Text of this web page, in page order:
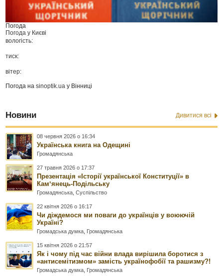
Погода
Погода у Києві
вологість:
тиск:
вітер:
Погода наsinoptik.ua у Вінниці
Новини Дивитися всі
08 червня 2026 о 16:34
Українська книга на Одещині
Громадянська
27 травня 2026 о 17:37
Презентація «Історії української Конституції» в
Камʼянець-Подільську
Громадянська ,Суспільство
22 квітня 2026 о 16:17
Чи діждемося ми поваги до українців у воюючій
Україні?
Громадська думка Громадянська
15 квітня 2026 о 21:57
Як і чому під час війни влада вирішила боротися з
«антисемітизмом» замість українофобії та рашизму?!
Громадська думка Громадянська